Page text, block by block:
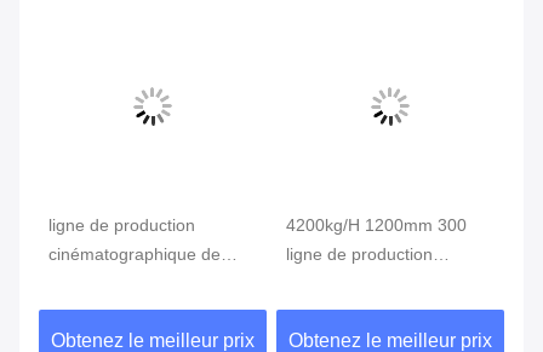
ligne de production
cinématographique de
BOPP
Obtenez le meilleur prix
4200kg/H 1200mm 300
ligne de production
micron BOPP
Obtenez le meilleur prix